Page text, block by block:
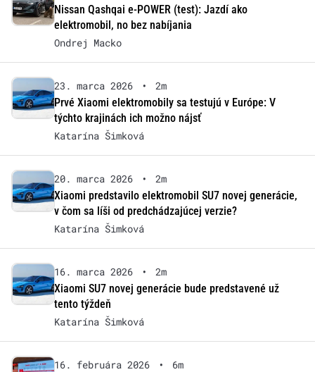
Nissan Qashqai e-POWER (test): Jazdí ako
elektromobil, no bez nabíjania
Ondrej Macko
23. marca 2026 •
2m
Prvé Xiaomi elektromobily sa testujú v Európe: V
týchto krajinách ich možno nájsť
Katarína Šimková
20. marca 2026 •
2m
Xiaomi predstavilo elektromobil SU7 novej generácie,
v čom sa líši od predchádzajúcej verzie?
Katarína Šimková
16. marca 2026 •
2m
Xiaomi SU7 novej generácie bude predstavené už
tento týždeň
Katarína Šimková
16. februára 2026 •
6m